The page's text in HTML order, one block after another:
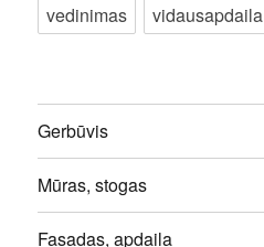
vedinimas
vidausapdaila
Gerbūvis
Mūras, stogas
Fasadas, apdaila